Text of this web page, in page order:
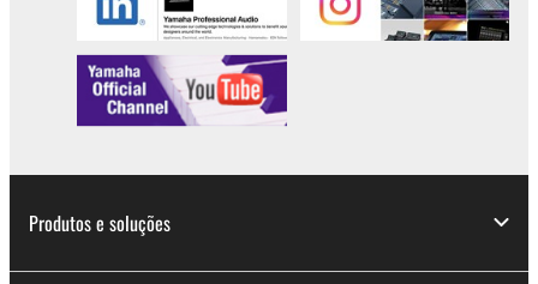
Produtos e soluções